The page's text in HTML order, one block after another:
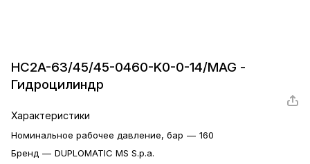
HC2A-63/45/45-0460-K0-0-14/MAG -
Гидроцилиндр
Характеристики
Номинальное рабочее давление, бар — 160
Бренд — DUPLOMATIC MS S.p.a.